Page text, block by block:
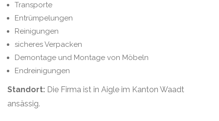
Transporte
Entrümpelungen
Reinigungen
sicheres Verpacken
Demontage und Montage von Möbeln
Endreinigungen
Standort: Die Firma ist in Aigle im Kanton Waadt
ansässig.